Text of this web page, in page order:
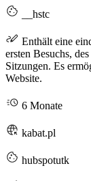
__hstc
Enthält eine
ersten Besuchs,
Sitzungen. Es
Website.
6 Monate
kabat.pl
hubspotutk